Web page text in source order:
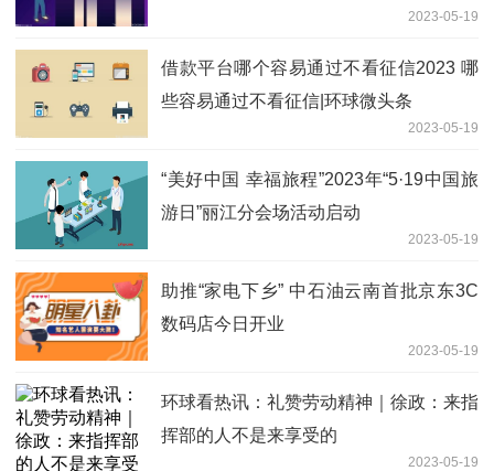
2023-05-19
借款平台哪个容易通过不看征信2023 哪
些容易通过不看征信|环球微头条
2023-05-19
“美好中国 幸福旅程”2023年“5·19中国旅
游日”丽江分会场活动启动
2023-05-19
助推“家电下乡” 中石油云南首批京东3C
数码店今日开业
2023-05-19
环球看热讯：礼赞劳动精神｜徐政：来指
挥部的人不是来享受的
2023-05-19